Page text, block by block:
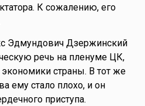
К сожалению, его
Эдмундович Дзержинский
речь на пленуме ЦК,
страны. В тот же
ему стало плохо, и он
приступа.